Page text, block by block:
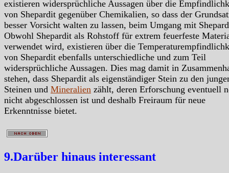
existieren widersprüchliche Aussagen über die
von Shepardit gegenüber Chemikalien, so dass der
besser Vorsicht walten zu lassen, beim Umgang mit
Obwohl Shepardit als Rohstoff für extrem feuerfeste
verwendet wird, existieren über die
von Shepardit ebenfalls unterschiedliche und zum Teil
widersprüchliche Aussagen. Dies mag damit in
stehen, dass Shepardit als eigenständiger Stein zu den
Steinen und Mineralien zählt, deren Erforschung eventuell
nicht abgeschlossen ist und deshalb Freiraum für neue
Erkenntnisse bietet.
9.Darüber hinaus interessant